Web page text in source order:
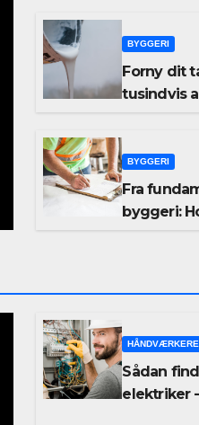
BYGGERI
Forny dit
tusindvis
BYGGERI
Fra
byggeri:
HÅNDVÆRKERE
Sådan
elektriker